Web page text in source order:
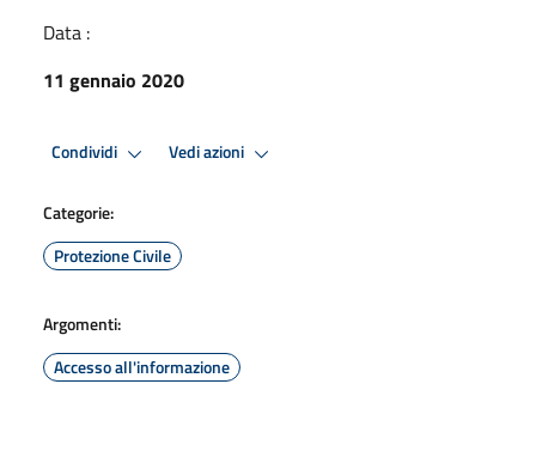
Data :
11 gennaio 2020
Condividi Vedi azioni
Categorie:
Protezione Civile
Argomenti:
Accesso all'informazione